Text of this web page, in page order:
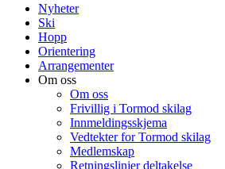
Nyheter
Ski
Hopp
Orientering
Arrangementer
Om oss
Om oss
Frivillig i Tormod skilag
Innmeldingsskjema
Vedtekter for Tormod skilag
Medlemskap
Retningslinjer deltakelse